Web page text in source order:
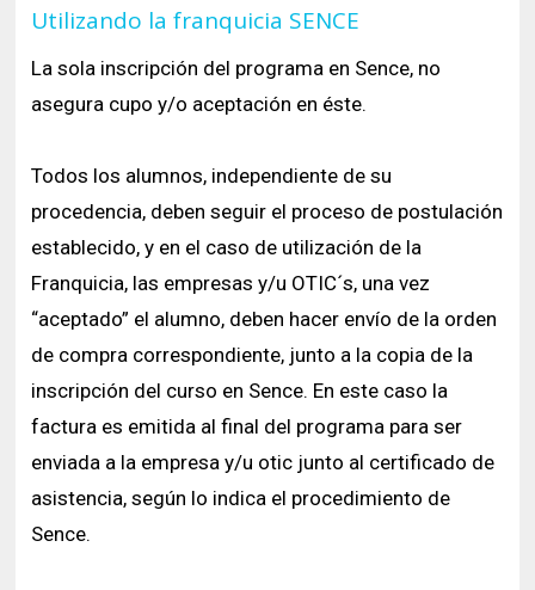
Utilizando la franquicia SENCE
La sola inscripción del programa en Sence, no
asegura cupo y/o aceptación en éste.
Todos los alumnos, independiente de su
procedencia, deben seguir el proceso de postulación
establecido, y en el caso de utilización de la
Franquicia, las empresas y/u OTIC´s, una vez
“aceptado” el alumno, deben hacer envío de la orden
de compra correspondiente, junto a la copia de la
inscripción del curso en Sence. En este caso la
factura es emitida al final del programa para ser
enviada a la empresa y/u otic junto al certificado de
asistencia, según lo indica el procedimiento de
Sence.